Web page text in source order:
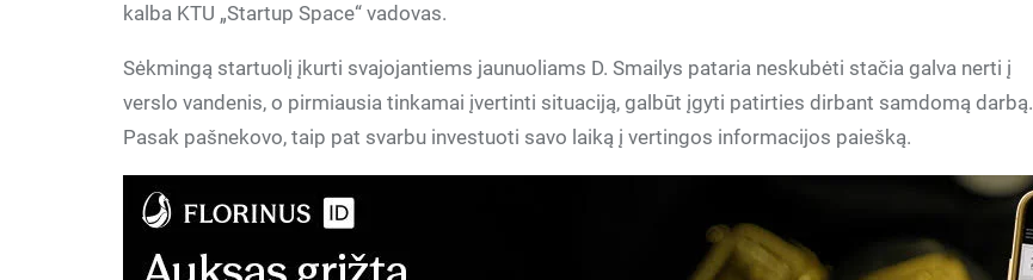
kalba KTU „Startup Space“ vadovas.
Sėkmingą startuolį įkurti svajojantiems jaunuoliams D. Smailys pataria neskubėti stačia galva nerti į
verslo vandenis, o pirmiausia tinkamai įvertinti situaciją, galbūt įgyti patirties dirbant samdomą darbą.
Pasak pašnekovo, taip pat svarbu investuoti savo laiką į vertingos informacijos paiešką.